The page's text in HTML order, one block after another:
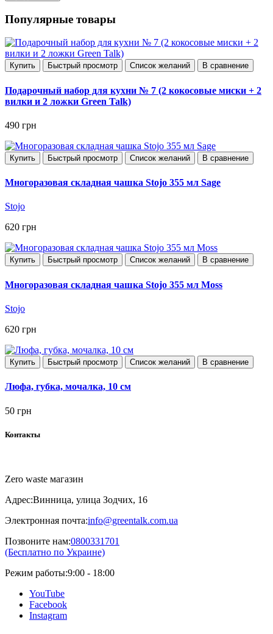
Популярные товары
Купить Быстрый просмотр Список желаний В сравнение
Подарочный набор для кухни № 7 (2 кокосовые миски + 2
вилки и 2 ложки Green Talk)
490 грн
Купить Быстрый просмотр Список желаний В сравнение
Многоразовая складная чашка Stojo 355 мл Sage
Stojo
620 грн
Купить Быстрый просмотр Список желаний В сравнение
Многоразовая складная чашка Stojo 355 мл Moss
Stojo
620 грн
Купить Быстрый просмотр Список желаний В сравнение
Люфа, губка, мочалка, 10 см
50 грн
Контакты
Zero waste магазин
Адрес:Винница, улица Зодчих, 16
Электронная почта:info@greentalk.com.ua
Позвоните нам:0800331701
(Бесплатно по Украине)
Режим работы:9:00 - 18:00
YouTube
Facebook
Instagram